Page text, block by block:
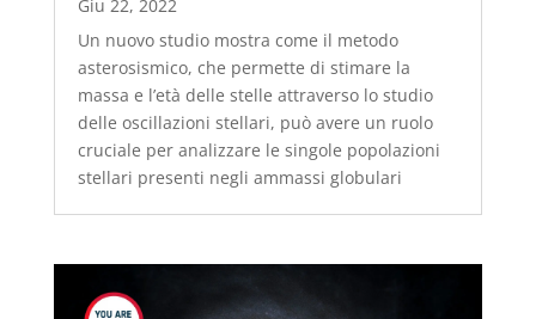
Giu 22, 2022
Un nuovo studio mostra come il metodo
asterosismico, che permette di stimare la
massa e l’età delle stelle attraverso lo studio
delle oscillazioni stellari, può avere un ruolo
cruciale per analizzare le singole popolazioni
stellari presenti negli ammassi globulari